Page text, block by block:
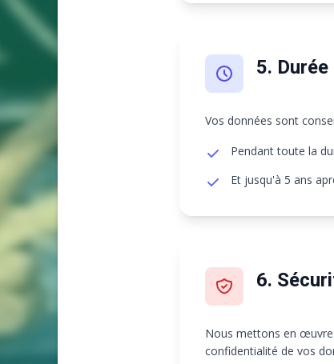
5.
Vos données sont
Pendant toute la
Et jusqu'à 5 ans
6.
Nous mettons en œuvre
confidentialité de vos